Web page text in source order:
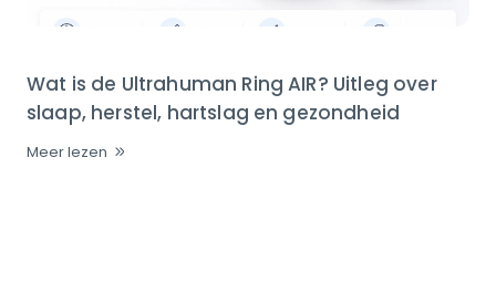
Wat is de Ultrahuman Ring AIR? Uitleg over
slaap, herstel, hartslag en gezondheid
Meer lezen